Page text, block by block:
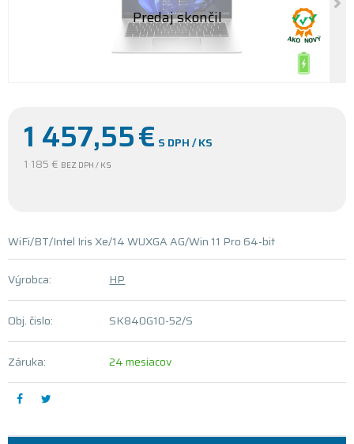
1 457,55€ S DPH / KS
1 185 € BEZ DPH / KS
WiFi/BT/Intel Iris Xe/14 WUXGA AG/Win 11 Pro 64-bit
Výrobca: HP
Obj. čislo: SK840G10-52/S
Záruka: 24 mesiacov